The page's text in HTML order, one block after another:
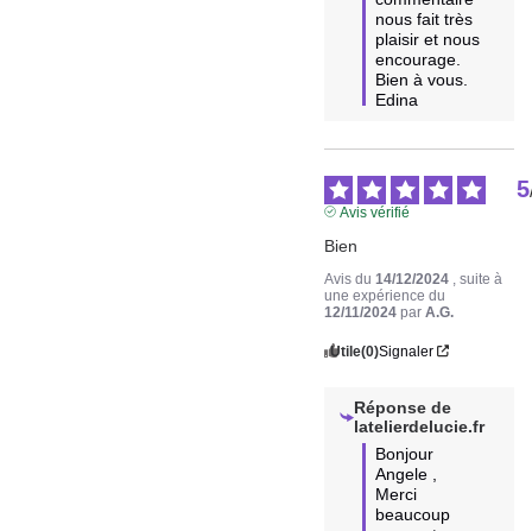
nous fait très
plaisir et nous
encourage.
Bien à vous.
Edina
5
Avis vérifié
Bien
Avis du 14/12/2024
, suite à
une expérience du
12/11/2024 parA.G.
Utile(0)Signaler
Réponse de
latelierdelucie.fr
Bonjour
Angele ,
Merci
beaucoup